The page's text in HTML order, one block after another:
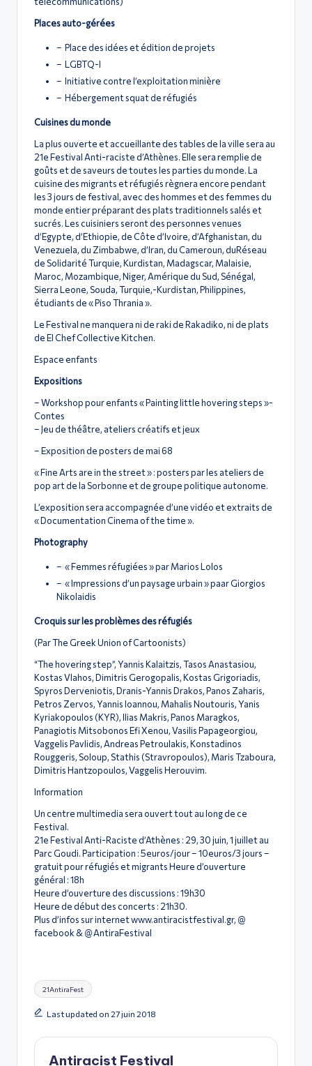
Places auto-gérées
– Place des idées et édition de projets
– LGBTQ-I
– Initiative contre l’exploitation minière
– Hébergement squat de réfugiés
Cuisines du monde
La plus ouverte et accueillante des tables de la ville sera au
21e Festival Anti-raciste d’Athènes. Elle sera remplie de
goûts et de saveurs de toutes les parties du monde. La
cuisine des migrants et réfugiés règnera encore pendant
les 3 jours de festival, avec des hommes et des femmes du
monde entier préparant des plats traditionnels salés et
sucrés. Les cuisiniers seront des personnes venues
d’Egypte, d’Ethiopie, de Côte d’Ivoire, d’Afghanistan, du
Venezuela, du Zimbabwe, d’Iran, du Cameroun, duRéseau
de Solidarité Turquie, Kurdistan, Madagscar, Malaisie,
Maroc, Mozambique, Niger, Amérique du Sud, Sénégal,
Sierra Leone, Souda, Turquie,-Kurdistan, Philippines,
étudiants de « Piso Thrania ».
Le Festival ne manquera ni de raki de Rakadiko, ni de plats
de El Chef Collective Kitchen.
Espace enfants
Expositions
– Workshop pour enfants « Painting little hovering steps »-
Contes
– Jeu de théâtre, ateliers créatifs et jeux
– Exposition de posters de mai 68
« Fine Arts are in the street » : posters par les ateliers de
pop art de la Sorbonne et de groupe politique autonome.
L’exposition sera accompagnée d’une vidéo et extraits de
« Documentation Cinema of the time ».
Photography
– « Femmes réfugiées » par Marios Lolos
– « Impressions d’un paysage urbain » paar Giorgios
Nikolaidis
Croquis sur les problèmes des réfugiés
(Par The Greek Union of Cartoonists)
“The hovering step”, Yannis Kalaitzis, Tasos Anastasiou,
Kostas Vlahos, Dimitris Gerogopalis, Kostas Grigoriadis,
Spyros Derveniotis, Dranis-Yannis Drakos, Panos Zaharis,
Petros Zervos, Yannis Ioannou, Mahalis Noutouris, Yanis
Kyriakopoulos (KYR), Ilias Makris, Panos Maragkos,
Panagiotis Mitsobonos Efi Xenou, Vasilis Papageorgiou,
Vaggelis Pavlidis, Andreas Petroulakis, Konstadinos
Rouggeris, Soloup, Stathis (Stravropoulos), Maris Tzaboura,
Dimitris Hantzopoulos, Vaggelis Herouvim.
Information
Un centre multimedia sera ouvert tout au long de ce
Festival.
21e Festival Anti-Raciste d’Athènes : 29, 30 juin, 1 juillet au
Parc Goudi. Participation : 5euros/jour – 10euros/3 jours –
gratuit pour réfugiés et migrants Heure d’ouverture
général : 18h
Heure d’ouverture des discussions : 19h30
Heure de début des concerts : 21h30.
Plus d’infos sur internet www.antiracistfestival.gr, @
facebook & @ AntiraFestival
Tags:
21AntiraFest
Last updated on 27 juin 2018
Antiracist Festival